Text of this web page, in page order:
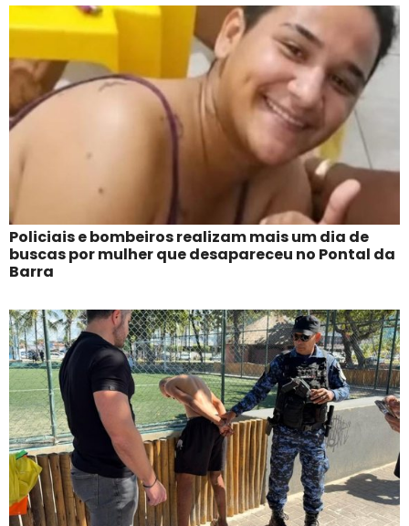
Policiais e bombeiros realizam mais um dia de
buscas por mulher que desapareceu no Pontal da
Barra